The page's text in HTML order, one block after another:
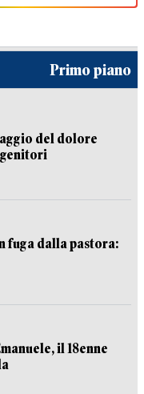
Primo piano
del dolore
fuga dalla pastora:
il 18enne